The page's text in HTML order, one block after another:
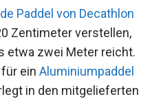
Paddel von Decathlon
Zentimeter verstellen,
etwa zwei Meter reicht.
ein Aluminiumpaddel
in den mitgelieferten